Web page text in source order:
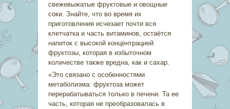
свежевыжатые фруктовые и овощные
соки. Знайте, что во время их
приготовления исчезает почти вся
клетчатка и часть витаминов, остаётся
напиток с высокой концентрацией
фруктозы, которая в избыточном
количестве также вредна, как и сахар.
«Это связано с особенностями
метаболизма: фруктоза может
перерабатываться только в печени. Та ее
часть, которая не преобразовалась в